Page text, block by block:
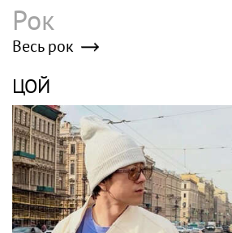
Рок
Весь рок
ЦОЙ